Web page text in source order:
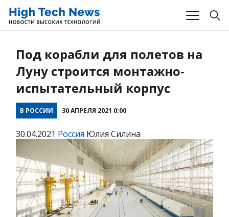
Под корабли для полетов на
Луну строится монтажно-
испытательный корпус
В РОССИИ 30 АПРЕЛЯ 2021 0:00
30.04.2021 Россия Юлия Силина